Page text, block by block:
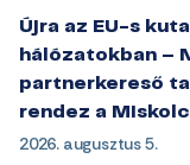
Újra az EU-s
hálózatokban –
partnerkereső
rendez a
2026. augusztus 5.